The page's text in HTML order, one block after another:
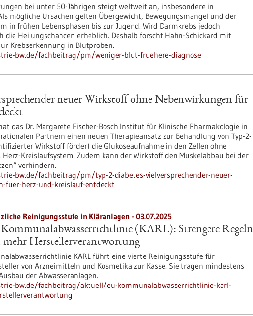
bei unter 50-Jährigen steigt weltweit an, insbesondere in
mögliche Ursachen gelten Übergewicht, Bewegungsmangel und der
in frühen Lebensphasen bis zur Jugend. Wird Darmkrebs jedoch
Heilungschancen erheblich. Deshalb forscht Hahn-Schickard mit
Krebserkennung in Blutproben.
bw.de/fachbeitrag/pm/weniger-blut-fruehere-diagnose
neuer Wirkstoff ohne Nebenwirkungen für
das Dr. Margarete Fischer-Bosch Institut für Klinische Pharmakologie in
Partnern einen neuen Therapieansatz zur Behandlung von Typ-2-
Wirkstoff fördert die Glukoseaufnahme in den Zellen ohne
Kreislaufsystem. Zudem kann der Wirkstoff den Muskelabbau bei der
verhindern.
bw.de/fachbeitrag/pm/typ-2-diabetes-vielversprechender-neuer-
fuer-herz-und-kreislauf-entdeckt
Reinigungsstufe in Kläranlagen - 03.07.2025
(KARL): Strengere Regeln
mehr Herstellerverantwortung
KARL führt eine vierte Reinigungsstufe für
von Arzneimitteln und Kosmetika zur Kasse. Sie tragen mindestens
der Abwasseranlagen.
bw.de/fachbeitrag/aktuell/eu-kommunalabwasserrichtlinie-karl-